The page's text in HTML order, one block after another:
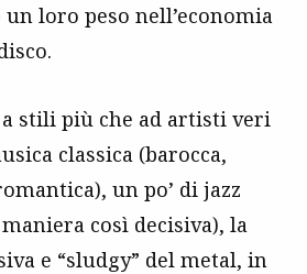
loro peso nell’economia
stili più che ad artisti veri
classica (barocca,
un po’ di jazz
così decisiva), la
e “sludgy” del metal, in